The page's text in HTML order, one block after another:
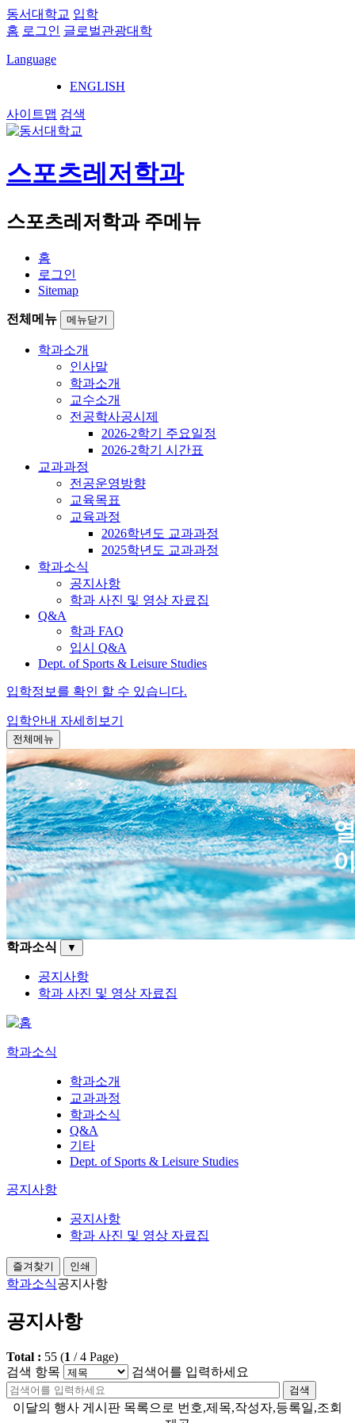
동서대학교 입학
홈 로그인 글로벌관광대학
Language
ENGLISH
사이트맵 검색
스포츠레저학과
스포츠레저학과 주메뉴
홈
로그인
Sitemap
전체메뉴 메뉴닫기
학과소개
인사말
학과소개
교수소개
전공학사공시제
2026-2학기 주요일정
2026-2학기 시간표
교과과정
전공운영방향
교육목표
교육과정
2026학년도 교과과정
2025학년도 교과과정
학과소식
공지사항
학과 사진 및 영상 자료집
Q&A
학과 FAQ
입시 Q&A
Dept. of Sports & Leisure Studies
입학정보를 확인 할 수 있습니다.
입학안내 자세히보기
전체메뉴
학과소식 ▼
공지사항
학과 사진 및 영상 자료집
학과소식
학과소개
교과과정
학과소식
Q&A
기타
Dept. of Sports & Leisure Studies
공지사항
공지사항
학과 사진 및 영상 자료집
즐겨찾기 인쇄
학과소식공지사항
공지사항
Total : 55 (1 /4 Page)
검색 항목
검색어를 입력하세요
검색
이달의 행사 게시판 목록으로 번호,제목,작성자,등록일,조회